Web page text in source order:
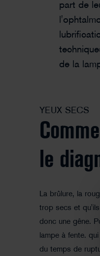
part de
de la
YEUX SECS
le
La brûlure, la
trop secs et
donc une gêne.
lampe à fente.
du temps de